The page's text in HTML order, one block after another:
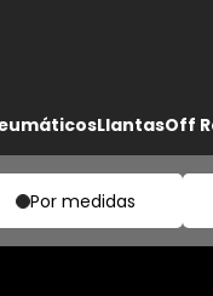
LlantasOff
Por medidas
3.